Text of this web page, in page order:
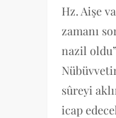
Hz. Aişe
zamanı
nazil
sûreyi
icap